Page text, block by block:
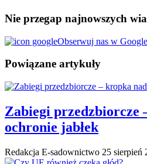
Nie przegap najnowszych
Obserwuj nas w
Powiązane artykuły
Zabiegi przedzbiorcze
ochronie jabłek
Redakcja E-sadownictwo 25 sierpień